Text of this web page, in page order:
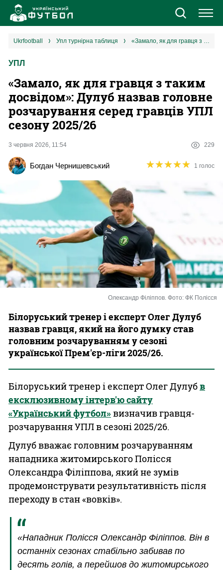
Новини
Єврокубки
УПЛ
2 ліга
Різне
Букмекери
Казино
ukrfootball упл турнірна таблиця «Замало, як для гравця з таким досвідом»: Дулуб назвав головне розчарування серед гравців УПЛ сезону 2025/26
УПЛ
«Замало, як для гравця з таким
досвідом»: Дулуб назвав головне
розчарування серед гравців УПЛ
сезону 2025/26
3 червня 2026, 11:54 229
Богдан Чернишевський ★★★★★
★★★★★ 1 голос
Олександр Філіппов. Фото: ФК Полісся
Білоруський тренер і експерт Олег Дулуб
назвав гравця, який на його думку став
головним розчаруванням у сезоні
української Прем'єр-ліги 2025/26.
Білоруський тренер і експерт Олег Дулубв
ексклюзивному інтерв'ю сайту
«Український футбол»визначив гравця-
розчарування УПЛ в сезоні 2025/26.
Дулуб вважає головним розчаруванням
нападника житомирського Полісся
Олександра Філіппова, який не зумів
продемонструвати результативність після
переходу в стан «вовків».
«Нападник Полісся Олександр Філіппов. Він в
останніх сезонах стабільно забивав по
десять голів, а перейшов до житомирського